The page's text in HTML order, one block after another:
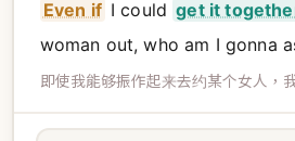
Even if I could get it
woman out, who am I gonna
即使我能够振作起来去约某个女人，